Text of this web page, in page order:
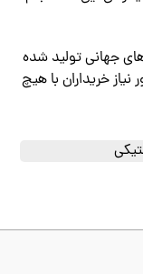
جهانی تولید شده
خریداران با هیچ